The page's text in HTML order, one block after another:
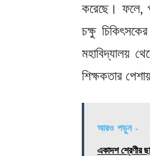
করেছে। ফলে,
চক্ষু
মহাবিদ্যালয়
শিক্ষকতার
আরও পড়ুন -
একাদশ শ্রেণীর